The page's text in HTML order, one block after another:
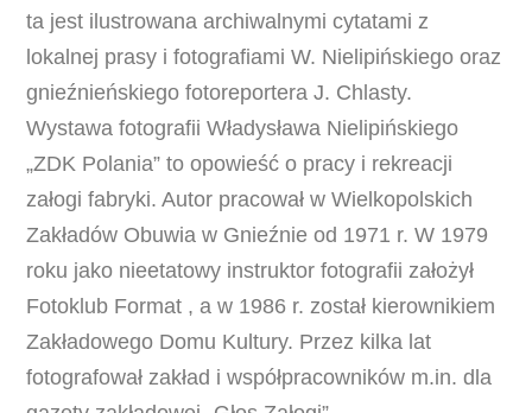
ta jest ilustrowana archiwalnymi cytatami z
lokalnej prasy i fotografiami W. Nielipińskiego oraz
gnieźnieńskiego fotoreportera J. Chlasty.
Wystawa fotografii Władysława Nielipińskiego
„ZDK Polania” to opowieść o pracy i rekreacji
załogi fabryki. Autor pracował w Wielkopolskich
Zakładów Obuwia w Gnieźnie od 1971 r. W 1979
roku jako nieetatowy instruktor fotografii założył
Fotoklub Format , a w 1986 r. został kierownikiem
Zakładowego Domu Kultury. Przez kilka lat
fotografował zakład i współpracowników m.in. dla